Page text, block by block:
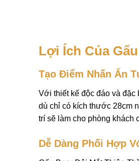
Lợi Ích Của
Tạo Điểm Nhấn Ấn
Với thiết kế độc đáo và đặc
dù chỉ có kích thước 28cm
trí sẽ làm cho phòng khách
Dễ Dàng Phối Hợp